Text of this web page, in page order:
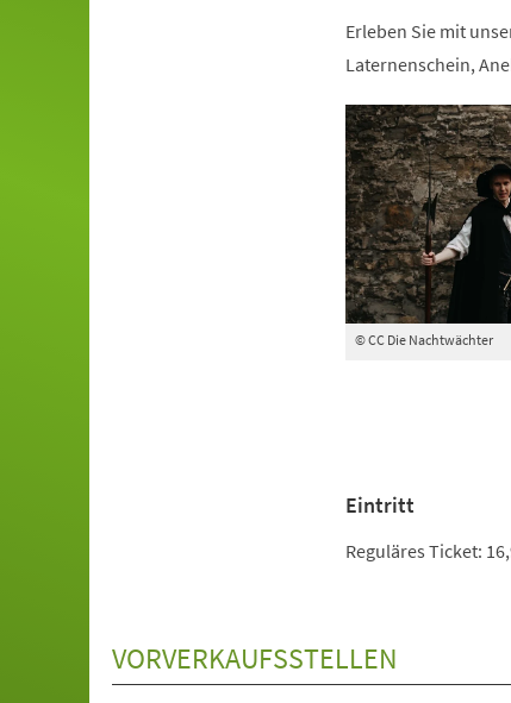
Erleben Sie mit
Laternenschein,
© CC Die Nachtwächter
Eintritt
Reguläres Ticket:
VORVERKAUFSSTELLEN